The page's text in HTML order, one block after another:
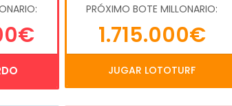
PRÓXIMO BOTE MILLONARIO:
1.715.000€
JUGAR LOTOTURF